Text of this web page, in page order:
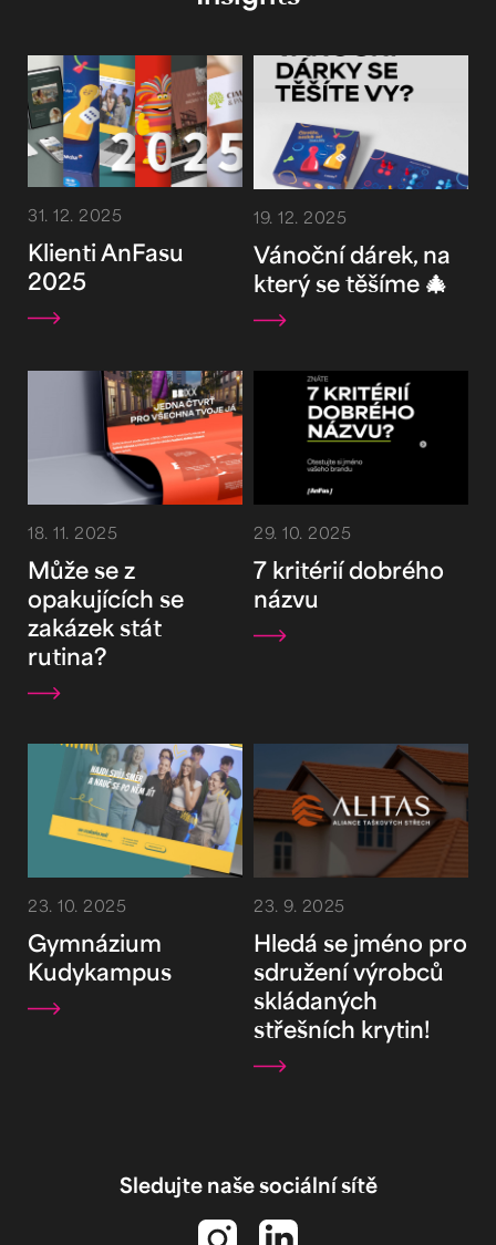
31. 12. 2025
Klienti AnFasu
2025
19. 12. 2025
Vánoční dárek, na
který se těšíme 🎄
18. 11. 2025
Může se z
opakujících se
zakázek stát
rutina?
29. 10. 2025
7 kritérií dobrého
názvu
23. 10. 2025
Gymnázium
Kudykampus
23. 9. 2025
Hledá se jméno pro
sdružení výrobců
skládaných
střešních krytin!
Sledujte naše sociální sítě